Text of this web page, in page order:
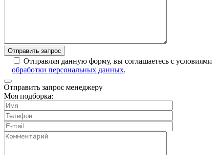
Отправляя данную форму, вы соглашаетесь с условиями
обработки персональных данных.
Отправить запрос менеджеру
Моя подборка: